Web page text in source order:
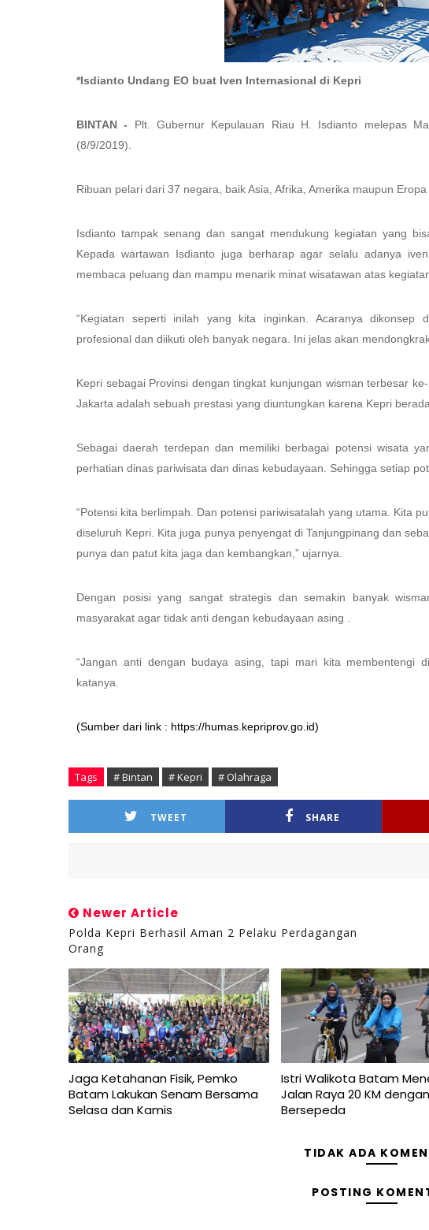
*Isdianto Undang EO buat Iven Internasional di Kepri
BINTAN - Plt. Gubernur Kepulauan Riau H. Isdianto melepas
(8/9/2019).
Ribuan pelari dari 37 negara, baik Asia, Afrika, Amerika maupun
Isdianto tampak senang dan sangat mendukung kegiatan yang
Kepada wartawan Isdianto juga berharap agar selalu adanya
membaca peluang dan mampu menarik minat wisatawan atas
“Kegiatan seperti inilah yang kita inginkan. Acaranya dikonsep
profesional dan diikuti oleh banyak negara. Ini jelas akan
Kepri sebagai Provinsi dengan tingkat kunjungan wisman terbesar
Jakarta adalah sebuah prestasi yang diuntungkan karena Kepri
Sebagai daerah terdepan dan memiliki berbagai potensi wisata
perhatian dinas pariwisata dan dinas kebudayaan. Sehingga setiap
“Potensi kita berlimpah. Dan potensi pariwisatalah yang utama. Kita
diseluruh Kepri. Kita juga punya penyengat di Tanjungpinang dan
punya dan patut kita jaga dan kembangkan,” ujarnya.
Dengan posisi yang sangat strategis dan semakin banyak
masyarakat agar tidak anti dengan kebudayaan asing .
“Jangan anti dengan budaya asing, tapi mari kita membentengi
katanya.
(Sumber dari link : https://humas.kepriprov.go.id)
Tags # Bintan # Kepri # Olahraga
TWEET SHARE
Newer Article
Polda Kepri Berhasil Aman 2 Pelaku Perdagangan
Orang
Jaga Ketahanan Fisik, Pemko
Batam Lakukan Senam Bersama
Selasa dan Kamis
Istri Walikota Batam
Jalan Raya 20 KM dengan
Bersepeda
TIDAK ADA
POSTING